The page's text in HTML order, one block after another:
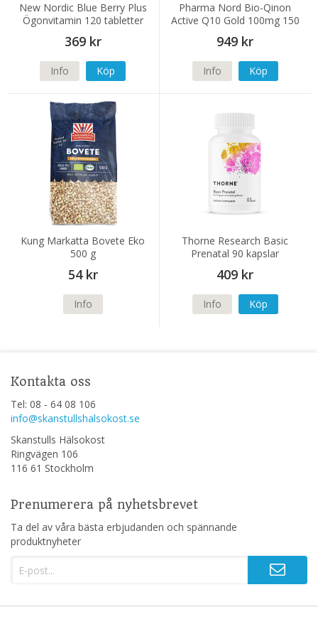
New Nordic Blue Berry Plus
Ögonvitamin 120 tabletter
369 kr
Info Köp
Pharma Nord Bio-Qinon
Active Q10 Gold 100mg 150
kapslar
949 kr
Info Köp
Kung Markatta Bovete Eko
500 g
54 kr
Info
Thorne Research Basic
Prenatal 90 kapslar
409 kr
Info Köp
Kontakta oss
Tel: 08 - 64 08 106
info@skanstullshalsokost.se
Skanstulls Hälsokost
Ringvägen 106
116 61 Stockholm
Prenumerera på nyhetsbrevet
Ta del av våra bästa erbjudanden och spännande
produktnyheter